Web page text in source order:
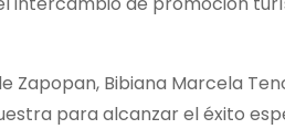
Zapopan, Bibiana Marcela
para alcanzar el éxito